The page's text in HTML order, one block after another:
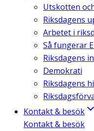
Utskotten
Riksdagens
Arbetet i
Så fungerar
Riksdagens
Demokrati
Riksdagens
Kontakt & besök
Kontakt & besök